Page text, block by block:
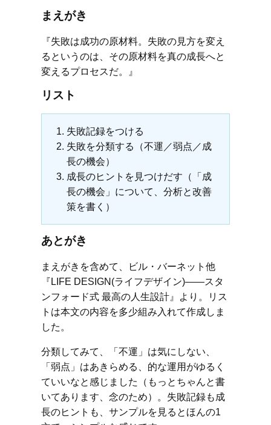
まえがき
『失敗は成功の原材料。失敗の見方を変え
るというのは、その原材料を真の成長へと
変えるプロセスだ。』
リスト
失敗記録をつける
失敗を分類する（不運／弱点／成
長の機会）
成長のヒントを見つけだす（「成
長の機会」について、分析と改善
策を書く）
あとがき
まえがきを含めて、ビル・バーネット他
『LIFE DESIGN(ライフデザイン)――スタ
ンフォード式 最高の人生設計』より。リス
トは本文の内容を多少組み入れて作成しま
した。
分類してみて、「不運」は気にしない、
「弱点」はあきらめる、的な運用がゆるく
ていいなと感じました（もっとちゃんと書
いてあります、念のため）。失敗記録も成
長のヒントも、サンプルを見るとほんの1